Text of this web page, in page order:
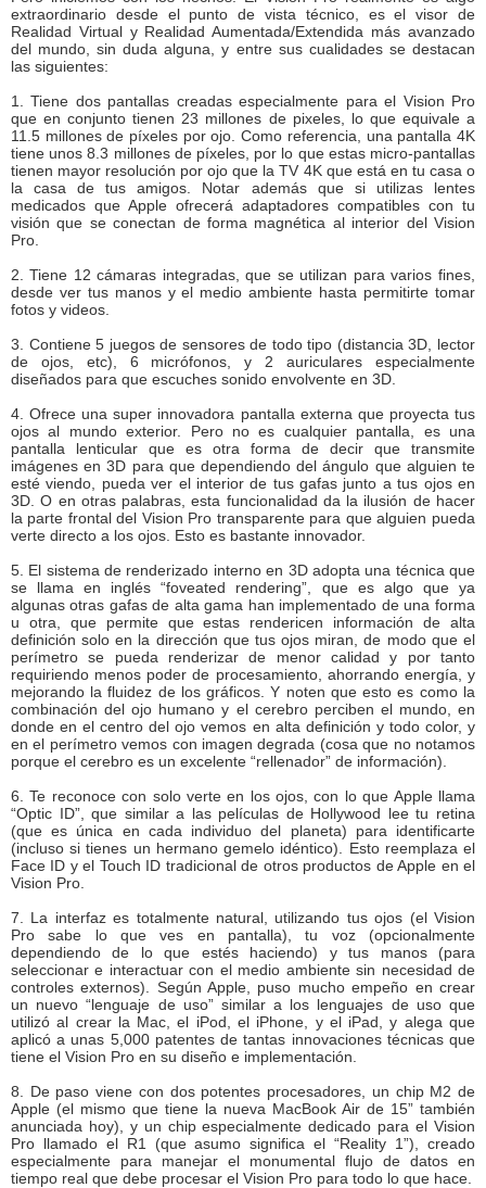
extraordinario desde el punto de vista técnico, es el visor de
Realidad Virtual y Realidad Aumentada/Extendida más avanzado
del mundo, sin duda alguna, y entre sus cualidades se destacan
las siguientes:
1. Tiene dos pantallas creadas especialmente para el Vision Pro
que en conjunto tienen 23 millones de pixeles, lo que equivale a
11.5 millones de píxeles por ojo. Como referencia, una pantalla 4K
tiene unos 8.3 millones de píxeles, por lo que estas micro-pantallas
tienen mayor resolución por ojo que la TV 4K que está en tu casa o
la casa de tus amigos. Notar además que si utilizas lentes
medicados que Apple ofrecerá adaptadores compatibles con tu
visión que se conectan de forma magnética al interior del Vision
Pro.
2. Tiene 12 cámaras integradas, que se utilizan para varios fines,
desde ver tus manos y el medio ambiente hasta permitirte tomar
fotos y videos.
3. Contiene 5 juegos de sensores de todo tipo (distancia 3D, lector
de ojos, etc), 6 micrófonos, y 2 auriculares especialmente
diseñados para que escuches sonido envolvente en 3D.
4. Ofrece una super innovadora pantalla externa que proyecta tus
ojos al mundo exterior. Pero no es cualquier pantalla, es una
pantalla lenticular que es otra forma de decir que transmite
imágenes en 3D para que dependiendo del ángulo que alguien te
esté viendo, pueda ver el interior de tus gafas junto a tus ojos en
3D. O en otras palabras, esta funcionalidad da la ilusión de hacer
la parte frontal del Vision Pro transparente para que alguien pueda
verte directo a los ojos. Esto es bastante innovador.
5. El sistema de renderizado interno en 3D adopta una técnica que
se llama en inglés “foveated rendering”, que es algo que ya
algunas otras gafas de alta gama han implementado de una forma
u otra, que permite que estas rendericen información de alta
definición solo en la dirección que tus ojos miran, de modo que el
perímetro se pueda renderizar de menor calidad y por tanto
requiriendo menos poder de procesamiento, ahorrando energía, y
mejorando la fluidez de los gráficos. Y noten que esto es como la
combinación del ojo humano y el cerebro perciben el mundo, en
donde en el centro del ojo vemos en alta definición y todo color, y
en el perímetro vemos con imagen degrada (cosa que no notamos
porque el cerebro es un excelente “rellenador” de información).
6. Te reconoce con solo verte en los ojos, con lo que Apple llama
“Optic ID”, que similar a las películas de Hollywood lee tu retina
(que es única en cada individuo del planeta) para identificarte
(incluso si tienes un hermano gemelo idéntico). Esto reemplaza el
Face ID y el Touch ID tradicional de otros productos de Apple en el
Vision Pro.
7. La interfaz es totalmente natural, utilizando tus ojos (el Vision
Pro sabe lo que ves en pantalla), tu voz (opcionalmente
dependiendo de lo que estés haciendo) y tus manos (para
seleccionar e interactuar con el medio ambiente sin necesidad de
controles externos). Según Apple, puso mucho empeño en crear
un nuevo “lenguaje de uso” similar a los lenguajes de uso que
utilizó al crear la Mac, el iPod, el iPhone, y el iPad, y alega que
aplicó a unas 5,000 patentes de tantas innovaciones técnicas que
tiene el Vision Pro en su diseño e implementación.
8. De paso viene con dos potentes procesadores, un chip M2 de
Apple (el mismo que tiene la nueva MacBook Air de 15” también
anunciada hoy), y un chip especialmente dedicado para el Vision
Pro llamado el R1 (que asumo significa el “Reality 1”), creado
especialmente para manejar el monumental flujo de datos en
tiempo real que debe procesar el Vision Pro para todo lo que hace.